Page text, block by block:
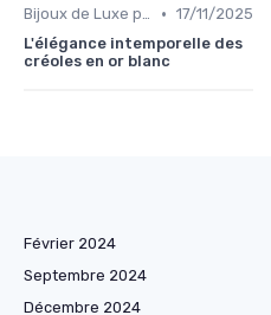
Bijoux de Luxe pour Femmes • 17/11/2025
L'élégance intemporelle des
créoles en or blanc
Février 2024
Septembre 2024
Décembre 2024